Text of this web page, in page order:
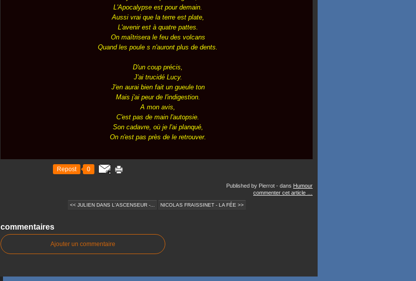
L'Apocalypse est pour demain.
Aussi vrai que la terre est plate,
L'avenir est à quatre pattes.
On maîtrisera le feu des volcans
Quand les poule s n'auront plus de dents.
D'un coup précis,
J'ai trucidé Lucy.
J'en aurai bien fait un gueule ton
Mais j'ai peur de l'indigestion.
A mon avis,
C'est pas de main l'autopsie.
Son cadavre, où je l'ai planqué,
On n'est pas près de le retrouver.
Repost 0
Published by Pierrot - dans Humour
commenter cet article
<< JULIEN DANS L'ASCENSEUR -... NICOLAS FRAISSINET - LA FÉE >>
commentaires
Ajouter un commentaire